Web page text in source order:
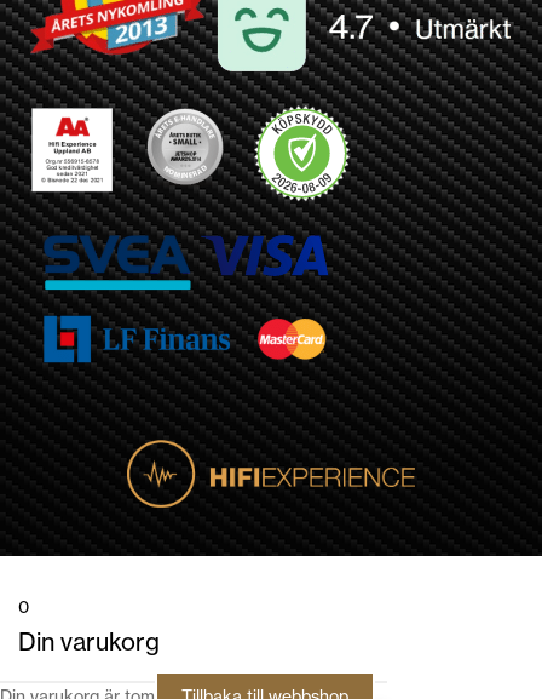
0
Din varukorg